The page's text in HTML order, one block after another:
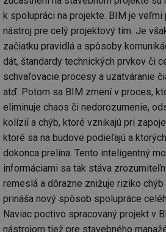
k spolupráci na projekte. BIM je
nástroj pre celý projektový tím. Je
začiatku pravidlá a spôsoby
dát, štandardy technických prvkov či
schvaľovacie procesy a uzatváranie
atď. Potom sa BIM zmení v proces,
eliminuje chaos či nedorozumenie,
kolízií a chýb, ktoré vznikajú pri
ktoré sa na budove podieľajú a
dokonca prelína. Tento inteligentný
informáciami sa tak stáva
remeslá a dôrazne znižuje riziko
prináša nový spôsob spolupráce
Naviac poctivo spracovaný projekt v
nástrojom tiež pre stavebného